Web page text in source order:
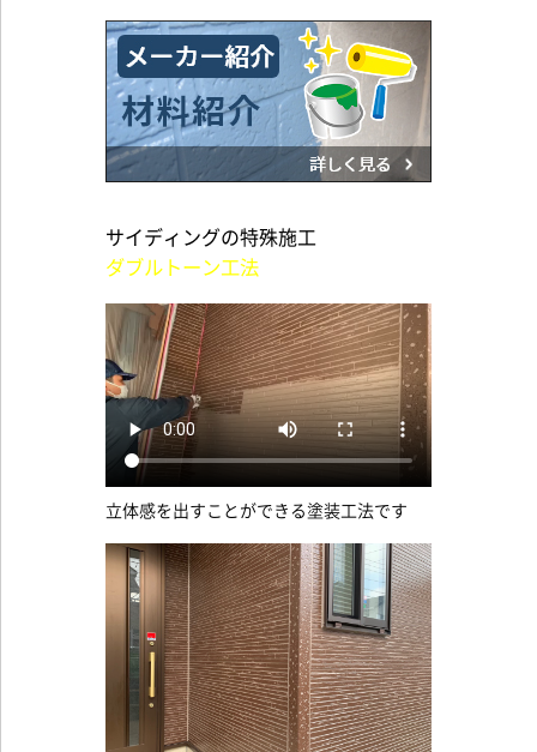
サイディングの特殊施工
ダブルトーン工法
立体感を出すことができる塗装工法です